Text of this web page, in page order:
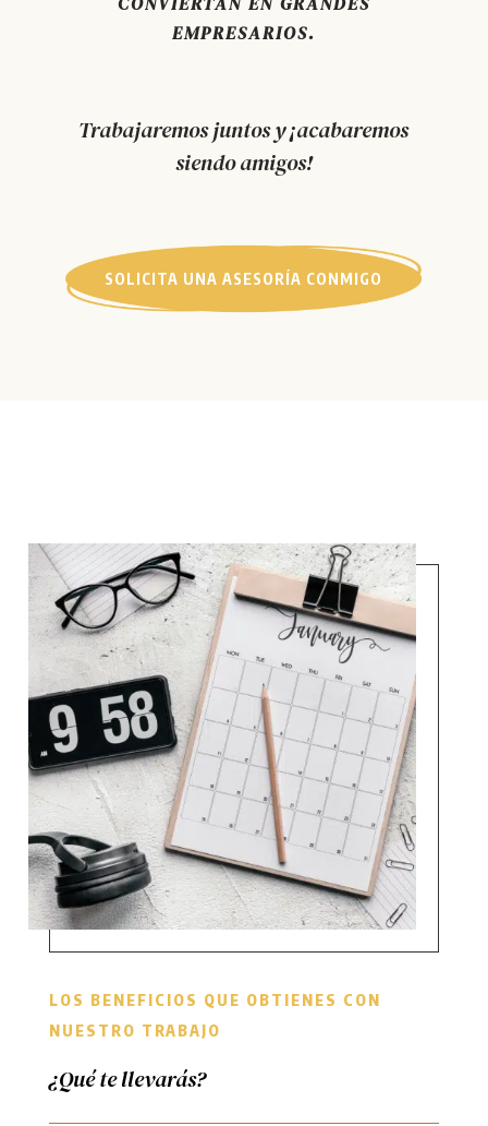
EMPRESARIOS.
Trabajaremos juntos y ¡acabaremos
siendo amigos!
SOLICITA UNA ASESORÍA CONMIGO
LOS BENEFICIOS QUE OBTIENES CON
NUESTRO TRABAJO
¿Qué te llevarás?